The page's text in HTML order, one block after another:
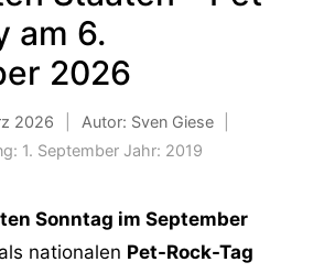
am 6.
2026
2026 Autor: Sven Giese
1. September Jahr: 2019
Sonntag im September
nationalen Pet-Rock-Tag